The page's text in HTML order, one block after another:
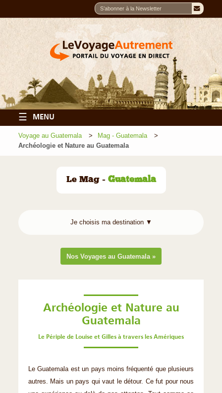
☰ MENU
Voyage au Guatemala
Mag - Guatemala
Archéologie et Nature au Guatemala
Le Mag - Guatemala
Nos Voyages au Guatemala »
Archéologie et Nature au
Guatemala
Le Périple de Louise et Gilles à travers les Amériques
Le Guatemala est un pays moins fréquenté que plusieurs
autres. Mais un pays qui vaut le détour. Ce fut pour nous